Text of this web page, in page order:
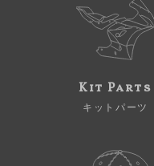
Kit Parts
キットパーツ